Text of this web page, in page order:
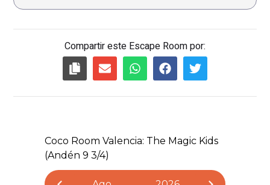
Compartir este Escape Room por: